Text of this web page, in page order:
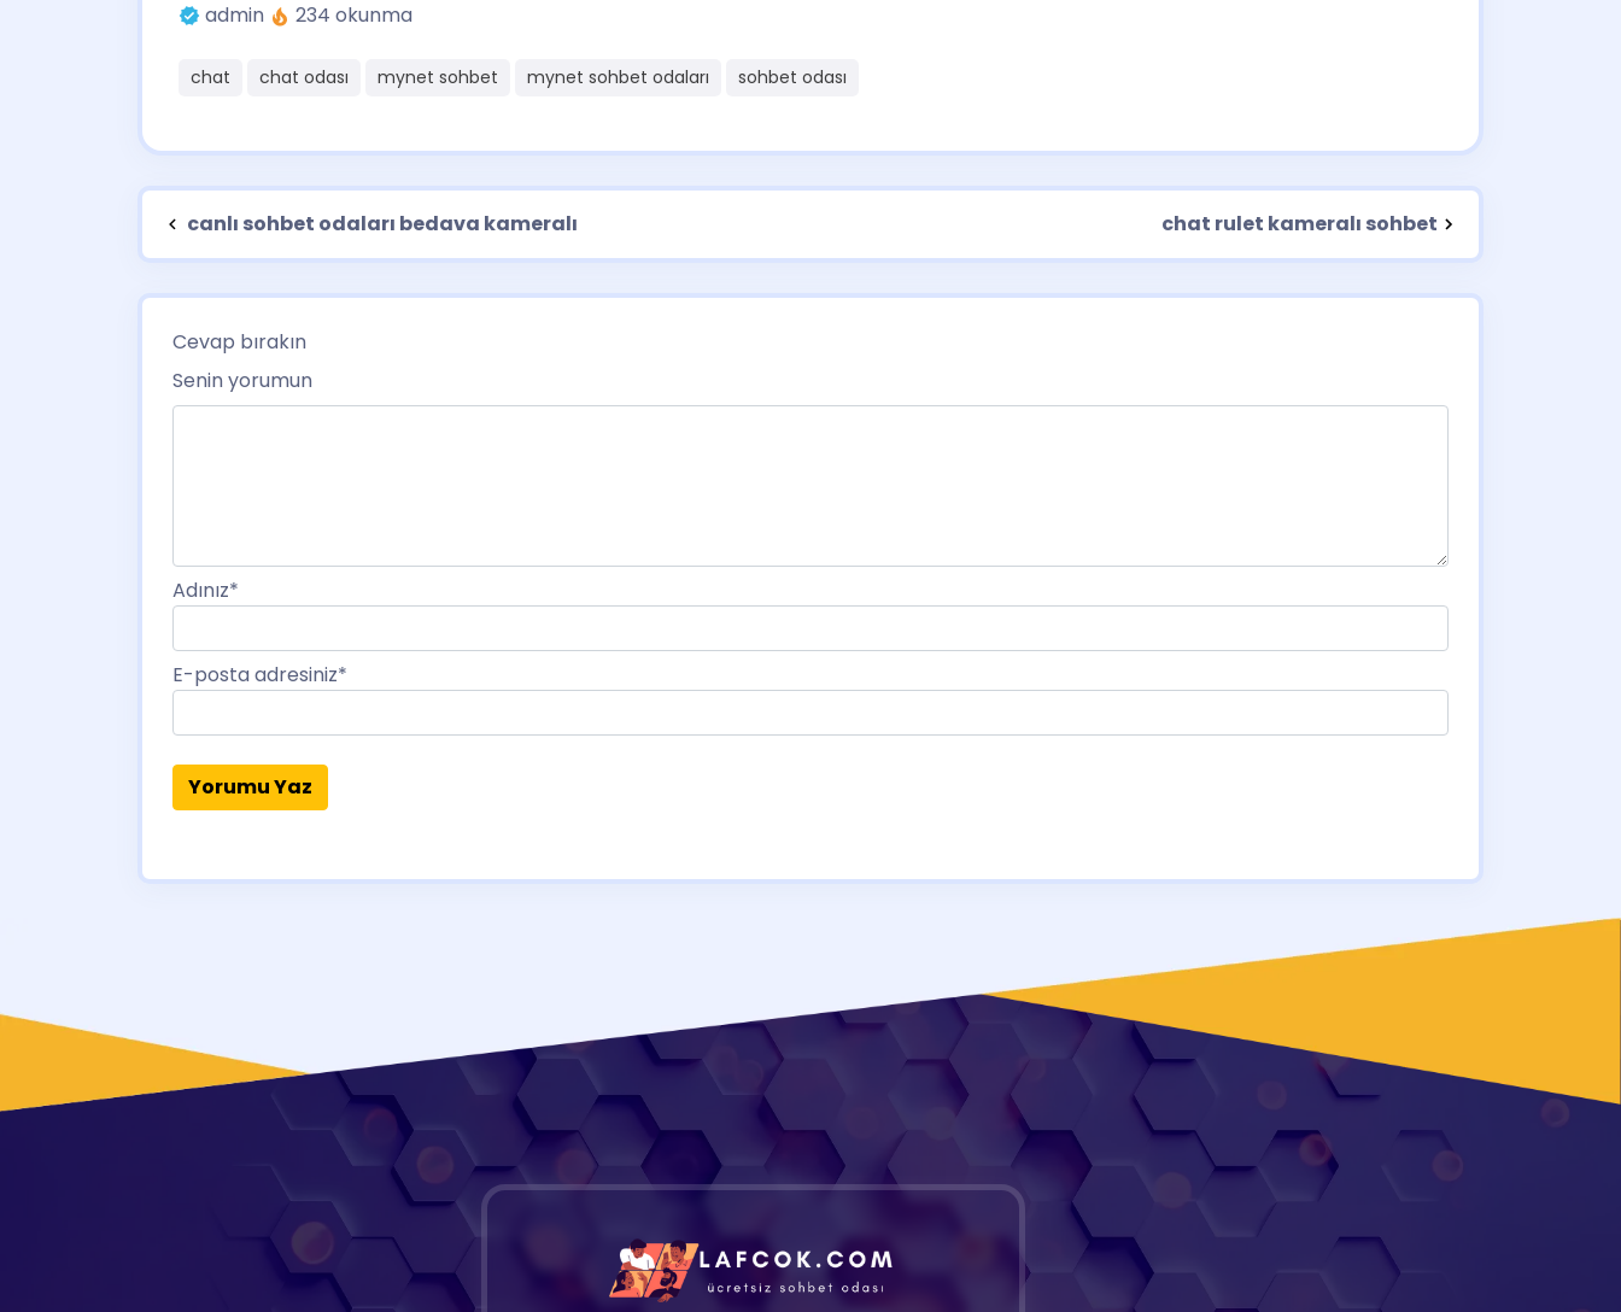
admin
234 okunma
chat chat odası mynet sohbet mynet sohbet odaları sohbet odası
canlı sohbet odaları bedava kameralı chat rulet kameralı sohbet
Cevap bırakın
Senin yorumun
Adınız*
E-posta adresiniz*